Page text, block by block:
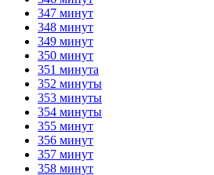
347 минут
348 минут
349 минут
350 минут
351 минута
352 минуты
353 минуты
354 минуты
355 минут
356 минут
357 минут
358 минут